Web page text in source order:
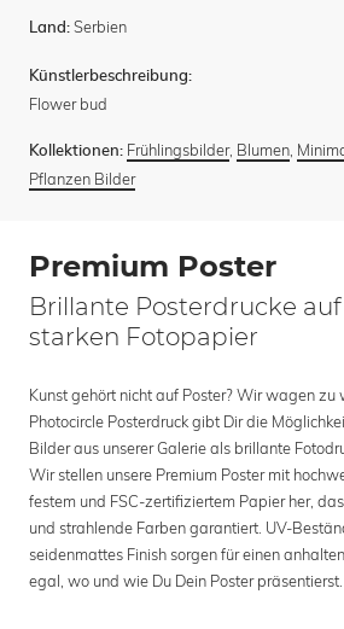
Land: Serbien
Künstlerbeschreibung:
Flower bud
Kollektionen: Frühlingsbilder, Blumen
Pflanzen Bilder
Premium Poster
Brillante Posterdrucke auf
starken Fotopapier
Kunst gehört nicht auf Poster? Wir wagen zu
Photocircle Posterdruck gibt Dir die
Bilder aus unserer Galerie als brillante
Wir stellen unsere Premium Poster mit
festem und FSC-zertifiziertem Papier her,
und strahlende Farben garantiert. UV-
seidenmattes Finish sorgen für einen
egal, wo und wie Du Dein Poster präsentierst.